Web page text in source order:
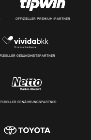
OFFIZIELLER PREMIUM-PARTNER
GESUNDHEITSPARTNER
ERNÄHRUNGSPARTNER